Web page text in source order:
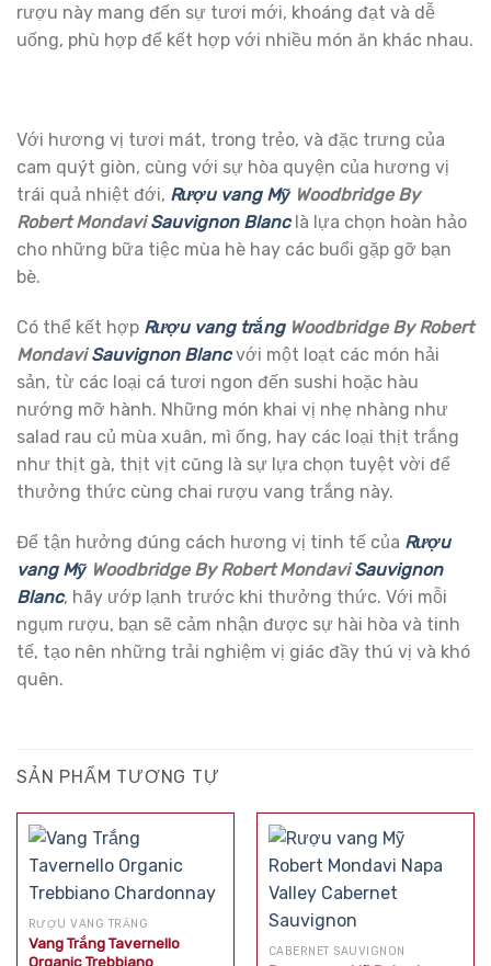
rượu này mang đến sự tươi mới, khoáng đạt và dễ
uống, phù hợp để kết hợp với nhiều món ăn khác nhau.
Với hương vị tươi mát, trong trẻo, và đặc trưng của
cam quýt giòn, cùng với sự hòa quyện của hương vị
trái quả nhiệt đới, Rượu vang MỹWoodbridge By
Robert MondaviSauvignon Blanclà lựa chọn hoàn hảo
cho những bữa tiệc mùa hè hay các buổi gặp gỡ bạn
bè.
Có thể kết hợp Rượu vang trắngWoodbridge By Robert
MondaviSauvignon Blancvới một loạt các món hải
sản, từ các loại cá tươi ngon đến sushi hoặc hàu
nướng mỡ hành. Những món khai vị nhẹ nhàng như
salad rau củ mùa xuân, mì ống, hay các loại thịt trắng
như thịt gà, thịt vịt cũng là sự lựa chọn tuyệt vời để
thưởng thức cùng chai rượu vang trắng này.
Để tận hưởng đúng cách hương vị tinh tế của Rượu
vang MỹWoodbridge By Robert MondaviSauvignon
Blanc, hãy ướp lạnh trước khi thưởng thức. Với mỗi
ngụm rượu, bạn sẽ cảm nhận được sự hài hòa và tinh
tế, tạo nên những trải nghiệm vị giác đầy thú vị và khó
quên.
SẢN PHẨM TƯƠNG TỰ
RƯỢU VANG TRẮNG
Vang Trắng Tavernello
Organic Trebbiano
CABERNET SAUVIGNON